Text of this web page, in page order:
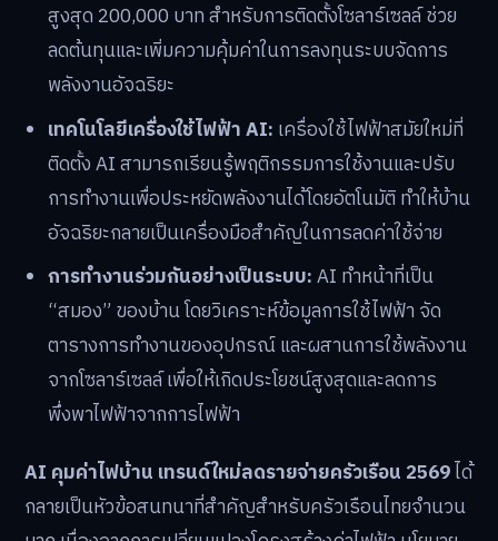
สูงสุด 200,000 บาท สำหรับการติดตั้งโซลาร์เซลล์ ช่วย
ลดต้นทุนและเพิ่มความคุ้มค่าในการลงทุนระบบจัดการ
พลังงานอัจฉริยะ
เทคโนโลยีเครื่องใช้ไฟฟ้า AI: เครื่องใช้ไฟฟ้าสมัยใหม่ที่
ติดตั้ง AI สามารถเรียนรู้พฤติกรรมการใช้งานและปรับ
การทำงานเพื่อประหยัดพลังงานได้โดยอัตโนมัติ ทำให้บ้าน
อัจฉริยะกลายเป็นเครื่องมือสำคัญในการลดค่าใช้จ่าย
การทำงานร่วมกันอย่างเป็นระบบ:AI ทำหน้าที่เป็น
“สมอง” ของบ้าน โดยวิเคราะห์ข้อมูลการใช้ไฟฟ้า จัด
ตารางการทำงานของอุปกรณ์ และผสานการใช้พลังงาน
จากโซลาร์เซลล์ เพื่อให้เกิดประโยชน์สูงสุดและลดการ
พึ่งพาไฟฟ้าจากการไฟฟ้า
AI คุมค่าไฟบ้าน เทรนด์ใหม่ลดรายจ่ายครัวเรือน 2569ได้
กลายเป็นหัวข้อสนทนาที่สำคัญสำหรับครัวเรือนไทยจำนวน